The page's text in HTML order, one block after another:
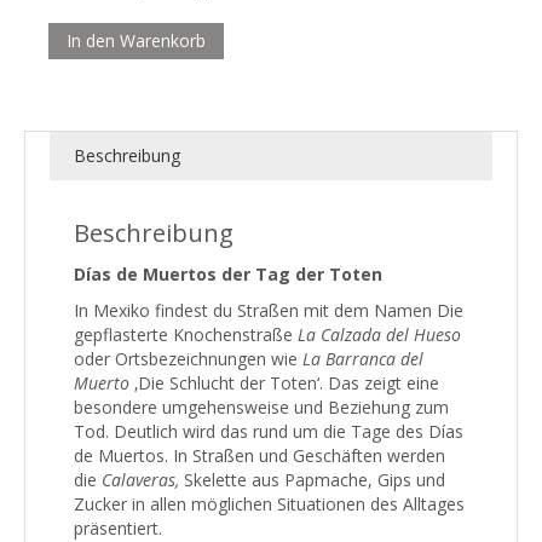
In den Warenkorb
Beschreibung
Beschreibung
Días de Muertos der Tag der Toten
In Mexiko findest du Straßen mit dem Namen Die
gepflasterte Knochenstraße La Calzada del Hueso
oder Ortsbezeichnungen wie La Barranca del
Muerto ‚Die Schlucht der Toten‘. Das zeigt eine
besondere umgehensweise und Beziehung zum
Tod. Deutlich wird das rund um die Tage des Días
de Muertos. In Straßen und Geschäften werden
die Calaveras, Skelette aus Papmache, Gips und
Zucker in allen möglichen Situationen des Alltages
präsentiert.